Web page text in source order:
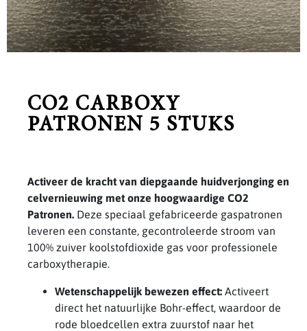
CO2 CARBOXY
PATRONEN 5 STUKS
Activeer de kracht van diepgaande huidverjonging en
celvernieuwing met onze hoogwaardige CO2
Patronen. Deze speciaal gefabriceerde gaspatronen
leveren een constante, gecontroleerde stroom van
100% zuiver koolstofdioxide gas voor professionele
carboxytherapie.
Wetenschappelijk bewezen effect: Activeert
direct het natuurlijke Bohr-effect, waardoor de
rode bloedcellen extra zuurstof naar het